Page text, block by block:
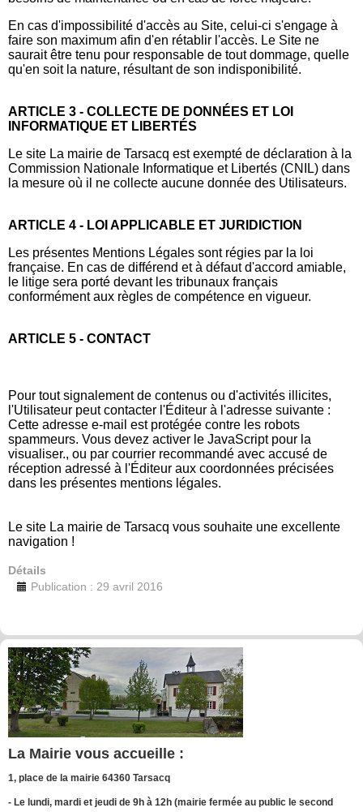
En cas d'impossibilité d'accès au Site, celui-ci s'engage à
faire son maximum afin d'en rétablir l'accès. Le Site ne
saurait être tenu pour responsable de tout dommage, quelle
qu'en soit la nature, résultant de son indisponibilité.
ARTICLE 3 - COLLECTE DE DONNÉES ET LOI
INFORMATIQUE ET LIBERTÉS
Le site La mairie de Tarsacq est exempté de déclaration à la
Commission Nationale Informatique et Libertés (CNIL) dans
la mesure où il ne collecte aucune donnée des Utilisateurs.
ARTICLE 4 - LOI APPLICABLE ET JURIDICTION
Les présentes Mentions Légales sont régies par la loi
française. En cas de différend et à défaut d'accord amiable,
le litige sera porté devant les tribunaux français
conformément aux règles de compétence en vigueur.
ARTICLE 5 - CONTACT
Pour tout signalement de contenus ou d'activités illicites,
l'Utilisateur peut contacter l'Éditeur à l'adresse suivante :
Cette adresse e-mail est protégée contre les robots
spammeurs. Vous devez activer le JavaScript pour la
visualiser., ou par courrier recommandé avec accusé de
réception adressé à l'Éditeur aux coordonnées précisées
dans les présentes mentions légales.
Le site La mairie de Tarsacq vous souhaite une excellente
navigation !
Détails
Publication : 29 avril 2016
La Mairie vous accueille :
1, place de la mairie 64360 Tarsacq
- Le lundi, mardi et jeudi de 9h à 12h (mairie fermée au public le second